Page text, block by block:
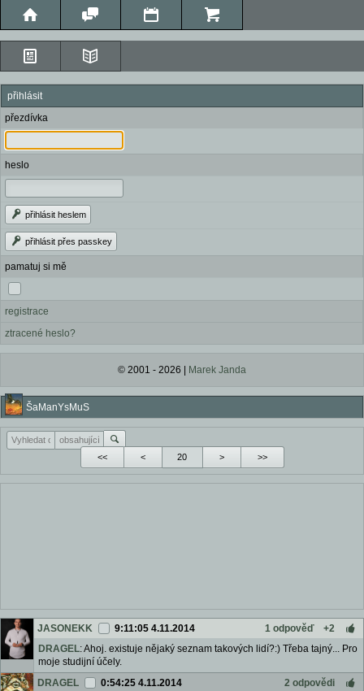
přihlásit
přezdívka
heslo
přihlásit heslem
přihlásit přes passkey
pamatuj si mě
registrace
ztracené heslo?
© 2001 - 2026 | Marek Janda
ŠaManYsMuS
<< < > >>
JASONEKK 9:11:05 4.11.2014 1 odpověď
+2
DRAGEL: Ahoj. existuje nějaký seznam takových lidí?:) Třeba tajný... Pro
moje studijní účely.
DRAGEL
0:54:25 4.11.2014
2 odpovědi